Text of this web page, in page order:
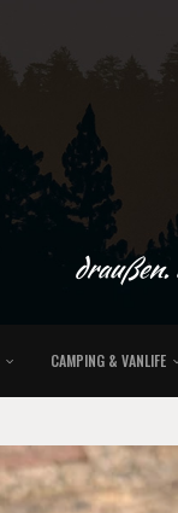
draußen.
CAMPING & VANLIFE